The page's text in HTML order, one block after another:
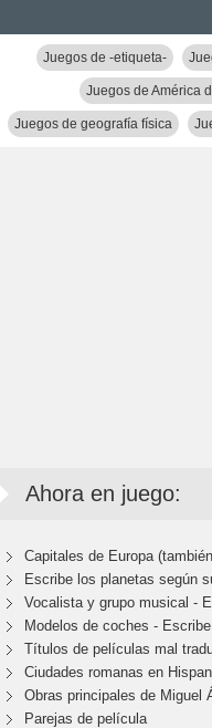
Juegos de -etiqueta-
Juegos de América
Juegos de geografía física
Ahora en juego:
Capitales de Europa
Escribe los planetas según
Vocalista y grupo musical -
Modelos de coches -
Títulos de películas mal
Ciudades romanas en
Obras principales de Miguel
Parejas de película